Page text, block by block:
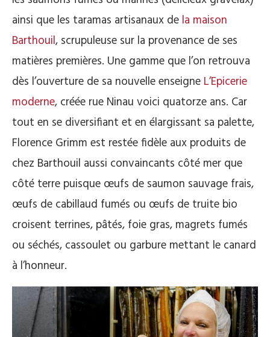
ainsi que les taramas artisanaux de la maison
Barthouil, scrupuleuse sur la provenance de ses
matières premières. Une gamme que l’on retrouva
dès l’ouverture de sa nouvelle enseigne L’Epicerie
moderne, créée rue Ninau voici quatorze ans. Car
tout en se diversifiant et en élargissant sa palette,
Florence Grimm est restée fidèle aux produits de
chez Barthouil aussi convaincants côté mer que
côté terre puisque œufs de saumon sauvage frais,
œufs de cabillaud fumés ou œufs de truite bio
croisent terrines, pâtés, foie gras, magrets fumés
ou séchés, cassoulet ou garbure mettant le canard
à l’honneur.